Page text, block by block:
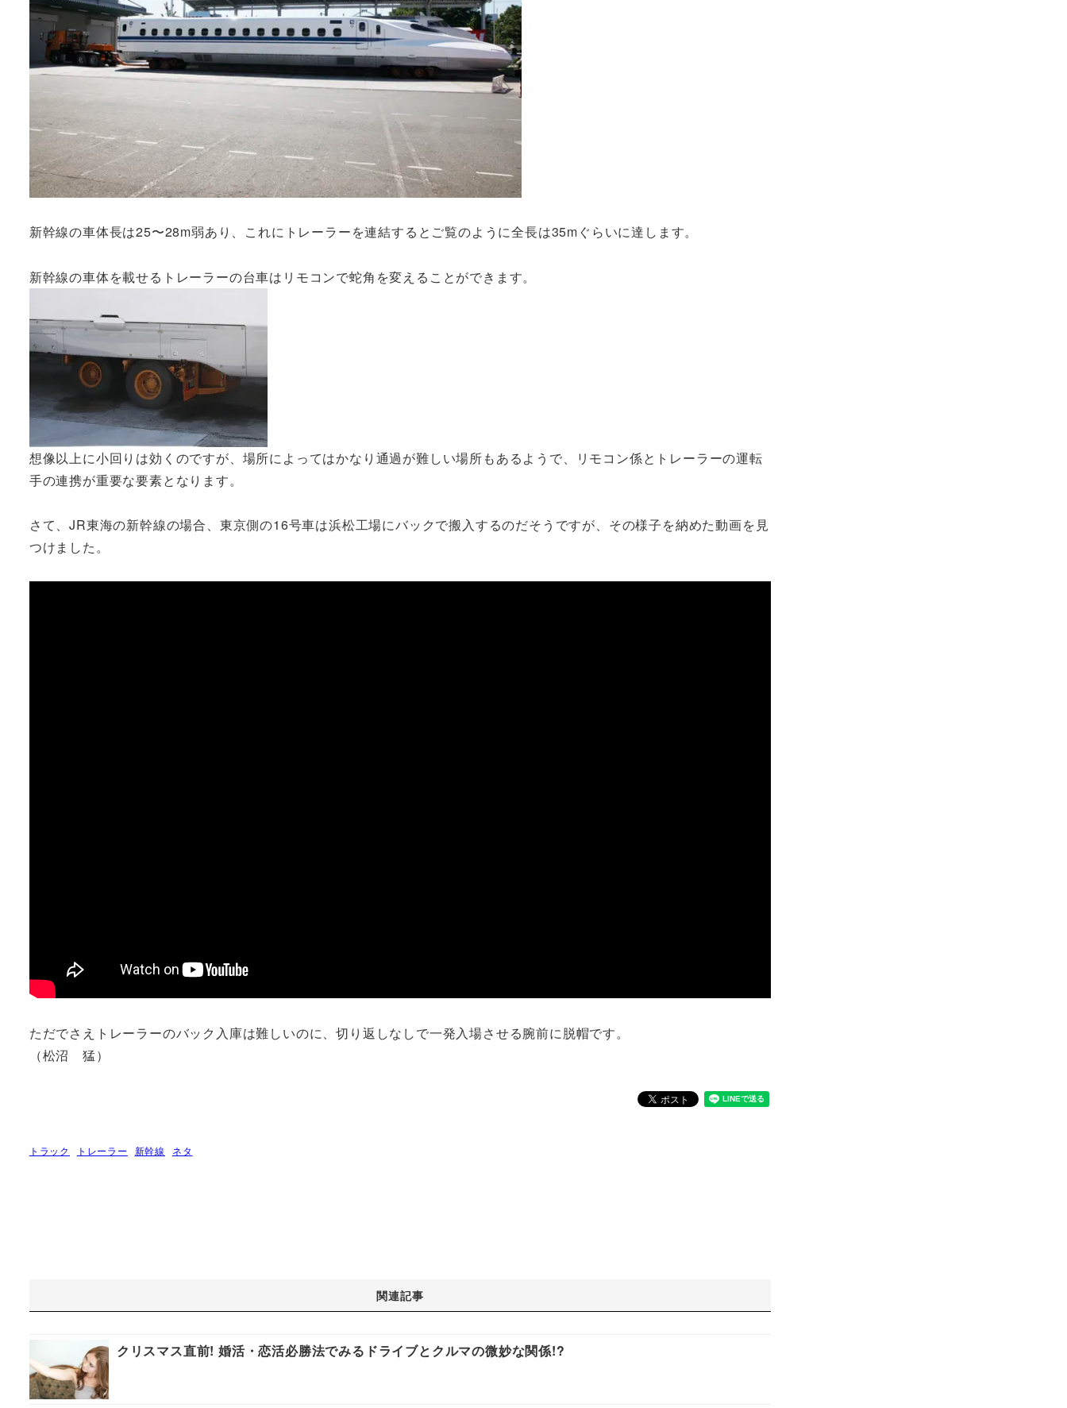
新幹線の車体長は25〜28m弱あり、これにトレーラーを連結するとご覧のように全長は35mぐらいに達します。
新幹線の車体を載せるトレーラーの台車はリモコンで蛇角を変えることができます。
想像以上に小回りは効くのですが、場所によってはかなり通過が難しい場所もあるようで、リモコン係とトレーラーの運転
手の連携が重要な要素となります。
さて、JR東海の新幹線の場合、東京側の16号車は浜松工場にバックで搬入するのだそうですが、その様子を納めた動画を見
つけました。
ただでさえトレーラーのバック入庫は難しいのに、切り返しなしで一発入場させる腕前に脱帽です。
（松沼 猛）
トラック トレーラー 新幹線 ネタ
関連記事
クリスマス直前! 婚活・恋活必勝法でみるドライブとクルマの微妙な関係!?